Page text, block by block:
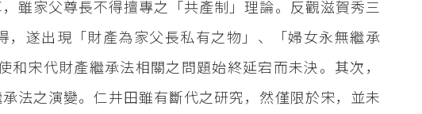
雖家父尊長不得擅專之「共產制」理論。反觀滋賀秀三
遂出現「財產為家父長私有之物」、「婦女永無繼承
宋代財產繼承法相關之問題始終延宕而未決。其次，
法之演變。仁井田雖有斷代之研究，然僅限於宋，並未